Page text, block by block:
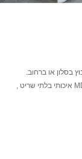
בסלון או ברחוב.
קנטים יצוקים, מסילות גלגלים איכותיות , עשוי MDF איכותי בלתי שריט ,